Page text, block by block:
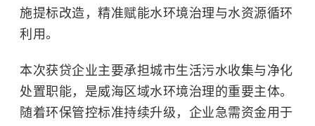
施提标改造，精准赋能水环境治理与水资源循环
利用。
本次获贷企业主要承担城市生活污水收集与净化
处置职能，是威海区域水环境治理的重要主体。
随着环保管控标准持续升级，企业急需资金用于